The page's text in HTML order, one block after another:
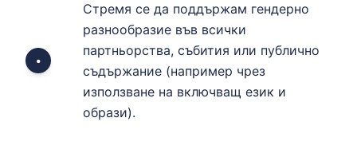
•
Стремя се да поддържам гендерно
разнообразие във всички
партньорства, събития или публично
съдържание (например чрез
използване на включващ език и
образи).